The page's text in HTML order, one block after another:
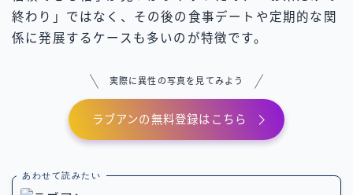
終わり」ではなく、その後の食事デートや定期的な関
係に発展するケースも多いのが特徴です。
実際に異性の写真を見てみよう
ラブアンの無料登録はこちら
あわせて読みたい